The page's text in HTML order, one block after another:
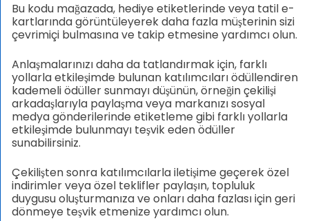
Bu kodu mağazada, hediye etiketlerinde veya tatil e-
kartlarında görüntüleyerek daha fazla müşterinin sizi
çevrimiçi bulmasına ve takip etmesine yardımcı olun.
Anlaşmalarınızı daha da tatlandırmak için, farklı
yollarla etkileşimde bulunan katılımcıları ödüllendiren
kademeli ödüller sunmayı düşünün, örneğin çekilişi
arkadaşlarıyla paylaşma veya markanızı sosyal
medya gönderilerinde etiketleme gibi farklı yollarla
etkileşimde bulunmayı teşvik eden ödüller
sunabilirsiniz.
Çekilişten sonra katılımcılarla iletişime geçerek özel
indirimler veya özel teklifler paylaşın, topluluk
duygusu oluşturmanıza ve onları daha fazlası için geri
dönmeye teşvik etmenize yardımcı olun.